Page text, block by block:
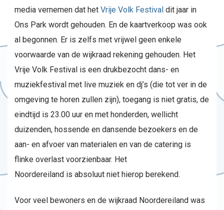
media vernemen dat het Vrije Volk Festival dit jaar in
Ons Park wordt gehouden. En de kaartverkoop was ook
al begonnen. Er is zelfs met vrijwel geen enkele
voorwaarde van de wijkraad rekening gehouden. Het
Vrije Volk Festival is een drukbezocht dans- en
muziekfestival met live muziek en dj’s (die tot ver in de
omgeving te horen zullen zijn), toegang is niet gratis, de
eindtijd is 23.00 uur en met honderden, wellicht
duizenden, hossende en dansende bezoekers en de
aan- en afvoer van materialen en van de catering is
flinke overlast voorzienbaar. Het
Noordereiland is absoluut niet hierop berekend.
Voor veel bewoners en de wijkraad Noordereiland was